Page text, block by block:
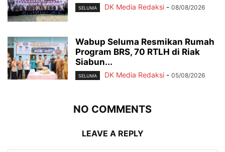
SELUMA DK Media Redaksi - 08/08/2026
Wabup Seluma Resmikan Rumah
Program BRS, 70 RTLH di Riak
Siabun...
SELUMA DK Media Redaksi - 05/08/2026
NO COMMENTS
LEAVE A REPLY